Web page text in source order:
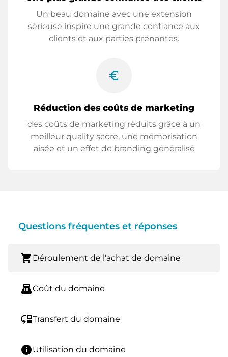
Un beau domaine avec une extension
sérieuse inspire une grande confiance aux
clients et aux parties prenantes.
euro_symbol
Réduction des coûts de marketing
des coûts de marketing réduits grâce à un
meilleur quality score, une mémorisation
aisée et un effet de branding généralisé
Questions fréquentes et réponses
shopping_cart Déroulement de l'achat de domaine
point_of_saleCoût du domaine
move_downTransfert du domaine
infoUtilisation du domaine